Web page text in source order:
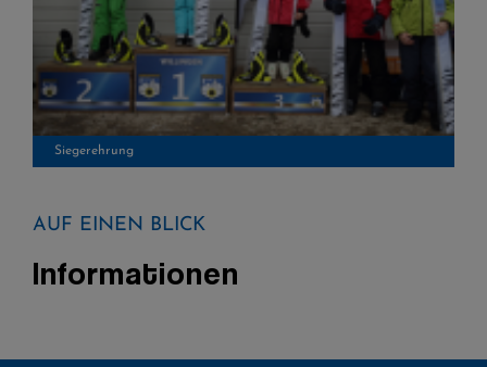
Siegerehrung
AUF EINEN BLICK
Informationen